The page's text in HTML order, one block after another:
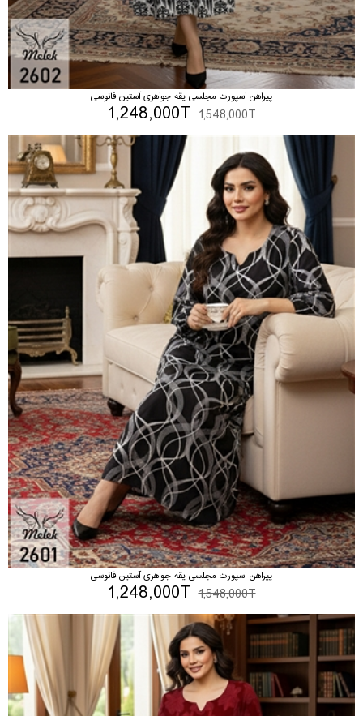
پیراهن اسپورت مجلسی یقه جواهری آستین فانوسی
1,548,000T
1,248,000T
پیراهن اسپورت مجلسی یقه جواهری آستین فانوسی
1,548,000T
1,248,000T